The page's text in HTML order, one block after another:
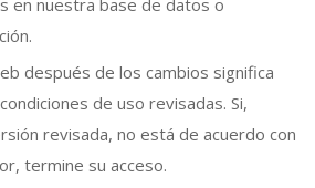
después de los cambios significa
de uso revisadas. Si,
revisada, no está de acuerdo con
termine su acceso.